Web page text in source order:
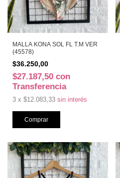
MALLA KONA SOL FL T.M VER
(45578)
$36.250,00
$27.187,50 con
Transferencia
3 x $12.083,33 sin interés